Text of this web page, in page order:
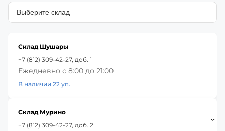
Склад Шушары
+7 (812) 309-42-27, доб. 1
Ежедневно с 8:00 до 21:00
В наличии 22 уп.
Склад Мурино
+7 (812) 309-42-27, доб. 2